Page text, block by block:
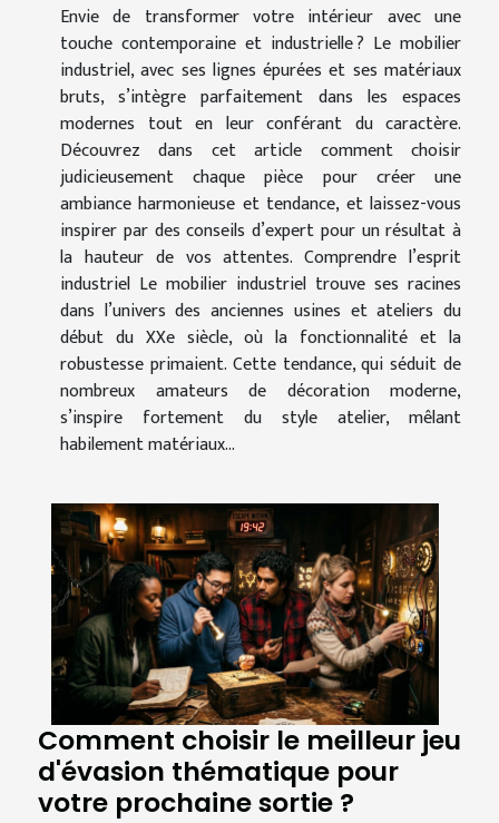
Envie de transformer votre intérieur avec une
touche contemporaine et industrielle ? Le mobilier
industriel, avec ses lignes épurées et ses matériaux
bruts, s’intègre parfaitement dans les espaces
modernes tout en leur conférant du caractère.
Découvrez dans cet article comment choisir
judicieusement chaque pièce pour créer une
ambiance harmonieuse et tendance, et laissez-vous
inspirer par des conseils d’expert pour un résultat à
la hauteur de vos attentes. Comprendre l’esprit
industriel Le mobilier industriel trouve ses racines
dans l’univers des anciennes usines et ateliers du
début du XXe siècle, où la fonctionnalité et la
robustesse primaient. Cette tendance, qui séduit de
nombreux amateurs de décoration moderne,
s’inspire fortement du style atelier, mêlant
habilement matériaux...
Comment choisir le meilleur jeu
d'évasion thématique pour
votre prochaine sortie ?